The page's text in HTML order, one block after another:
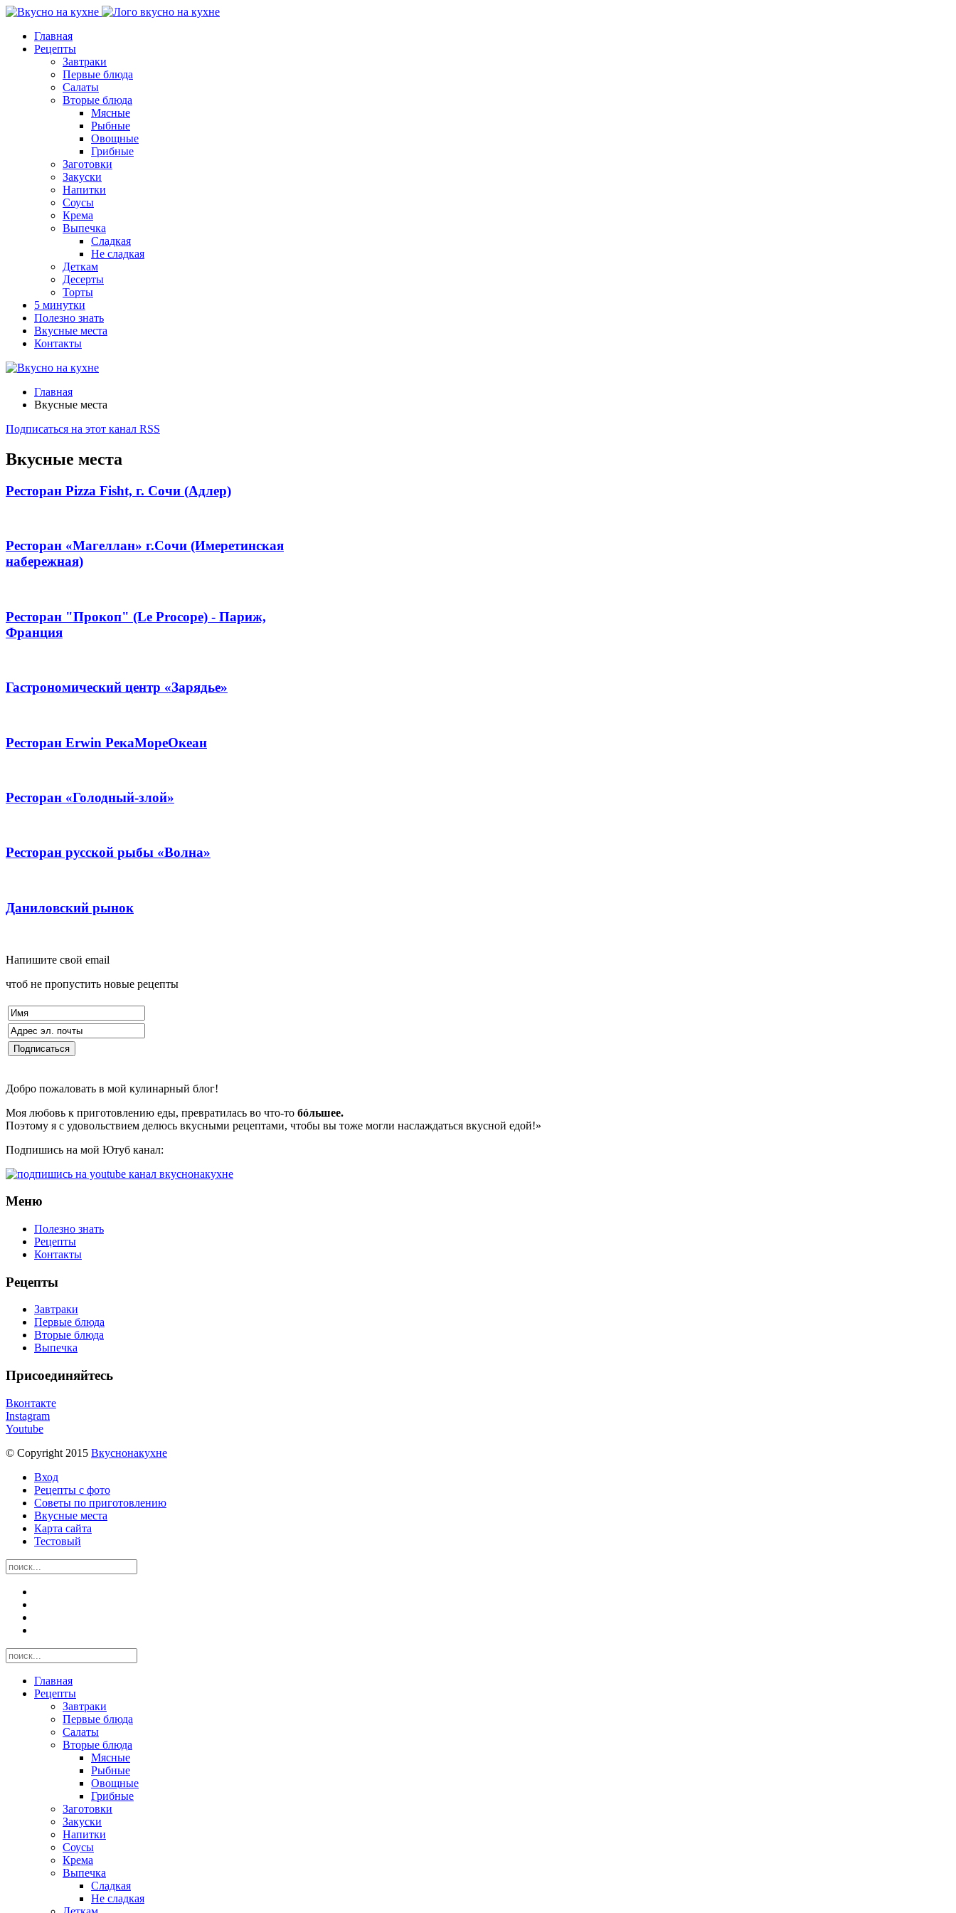
Главная
Рецепты
Завтраки
Первые блюда
Салаты
Вторые блюда
Мясные
Рыбные
Овощные
Грибные
Заготовки
Закуски
Напитки
Соусы
Крема
Выпечка
Сладкая
Не сладкая
Деткам
Десерты
Торты
5 минутки
Полезно знать
Вкусные места
Контакты
Главная
Вкусные места
Подписаться на этот канал RSS
Вкусные места
Ресторан Pizza Fisht, г. Сочи (Адлер)
Ресторан «Магеллан» г.Сочи (Имеретинская
набережная)
Ресторан "Прокоп" (Le Procope) - Париж,
Франция
Гастрономический центр «Зарядье»
Ресторан Erwin РекаМореОкеан
Ресторан «Голодный-злой»
Ресторан русской рыбы «Волна»
Даниловский рынок
Напишите свой email
чтоб не пропустить новые рецепты
Добро пожаловать в мой кулинарный блог!
Моя любовь к приготовлению еды, превратилась во что-то бóльшее.
Поэтому я с удовольствием делюсь вкусными рецептами, чтобы вы тоже могли наслаждаться вкусной едой!»
Подпишись на мой Ютуб канал:
Меню
Полезно знать
Рецепты
Контакты
Рецепты
Завтраки
Первые блюда
Вторые блюда
Выпечка
Присоединяйтесь
Вконтакте
Instagram
Youtube
© Copyright 2015 Вкуснонакухне
Вход
Рецепты с фото
Советы по приготовлению
Вкусные места
Карта сайта
Тестовый
Главная
Рецепты
Завтраки
Первые блюда
Салаты
Вторые блюда
Мясные
Рыбные
Овощные
Грибные
Заготовки
Закуски
Напитки
Соусы
Крема
Выпечка
Сладкая
Не сладкая